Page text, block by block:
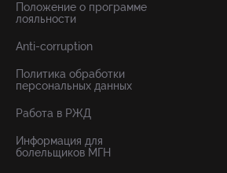
Положение о программе
лояльности
Anti-corruption
Политика обработки
персональных данных
Работа в РЖД
Информация для
болельщиков МГН